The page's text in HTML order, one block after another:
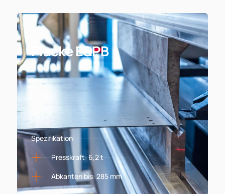
Placke EQPB
Spezifikation:
Presskraft: 6,2 t
Abkanten bis: 285 mm